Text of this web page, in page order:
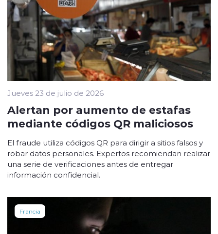
Jueves 23 de julio de 2026
Alertan por aumento de estafas
mediante códigos QR maliciosos
El fraude utiliza códigos QR para dirigir a sitios falsos y
robar datos personales. Expertos recomiendan realizar
una serie de verificaciones antes de entregar
información confidencial.
Francia